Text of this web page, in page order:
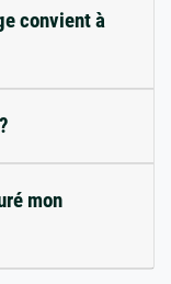
convient à
mon